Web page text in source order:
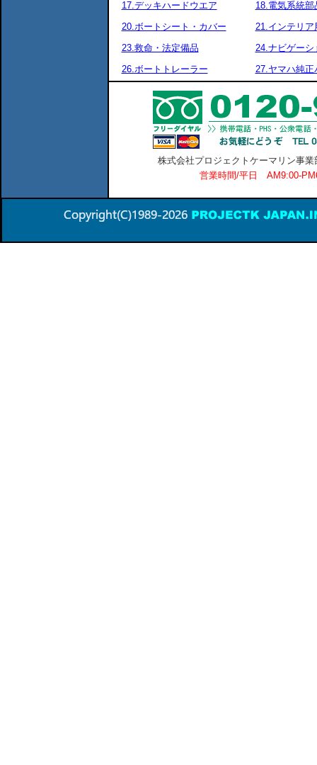
17.デッキハードウエア
18.電気系統部
20.ボートシート・カバー
21.インテリア
23.救命・法定備品
24.ナビゲーシ
26.ボートトレーラー
27.ヤマハ純正
株式会社プロジェクトケーマリン事
営業時間/平日 AM9:00-